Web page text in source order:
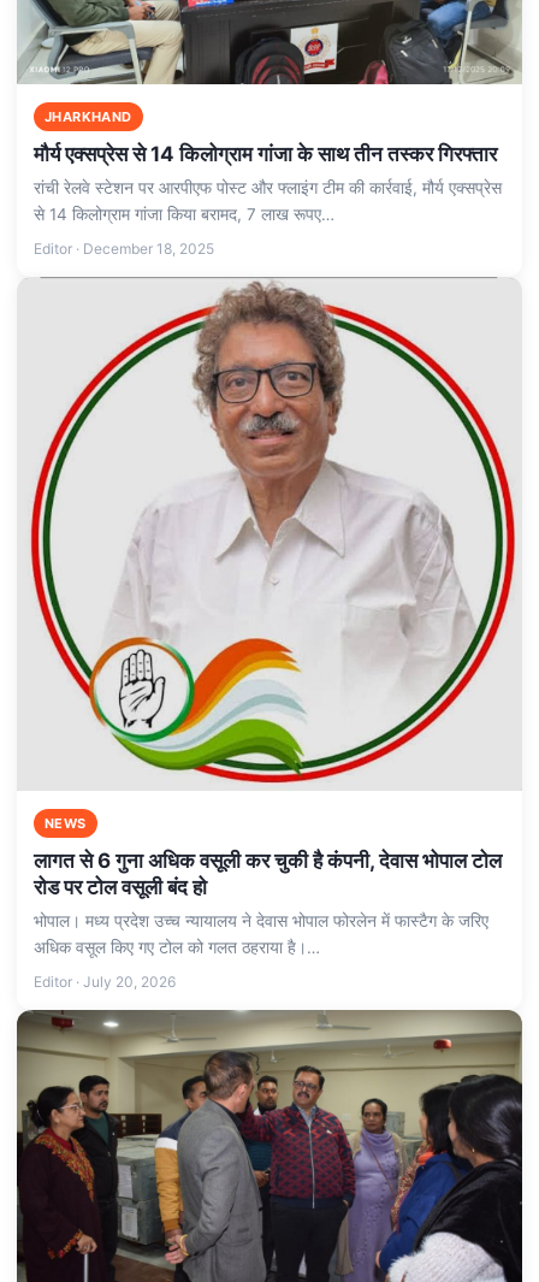
JHARKHAND
मौर्य एक्सप्रेस से 14 किलोग्राम गांजा के साथ तीन तस्कर गिरफ्तार
रांची रेलवे स्टेशन पर आरपीएफ पोस्ट और फ्लाइंग टीम की कार्रवाई, मौर्य एक्सप्रेस
से 14 किलोग्राम गांजा किया बरामद, 7 लाख रूपए…
Editor · December 18, 2025
NEWS
लागत से 6 गुना अधिक वसूली कर चुकी है कंपनी, देवास भोपाल टोल
रोड पर टोल वसूली बंद हो
भोपाल। मध्य प्रदेश उच्च न्यायालय ने देवास भोपाल फोरलेन में फास्टैग के जरिए
अधिक वसूल किए गए टोल को गलत ठहराया है।…
Editor · July 20, 2026